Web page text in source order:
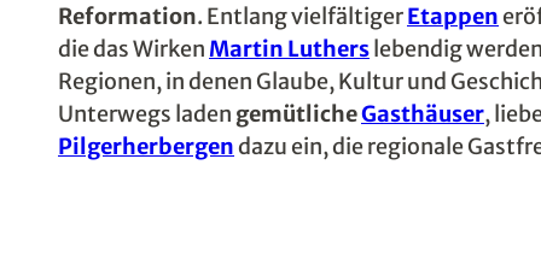
Reformation. Entlang vielfältigerEtappen
die das WirkenMartin Lutherslebendig
Regionen, in denen Glaube, Kultur und
Unterwegs laden gemütlicheGasthäuser,
Pilgerherbergendazu ein, die regionale